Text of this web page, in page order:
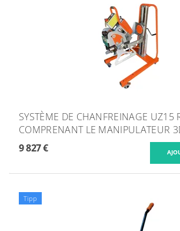
SYSTÈME DE CHANFREINAGE UZ15
COMPRENANT LE MANIPULATEUR
9 827 €
Tipp